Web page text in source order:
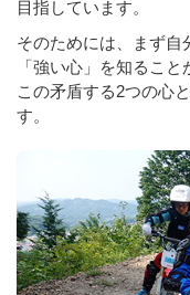
目指しています。
そのためには、まず自
「強い心」を知るこ
この矛盾する2つの心
す。